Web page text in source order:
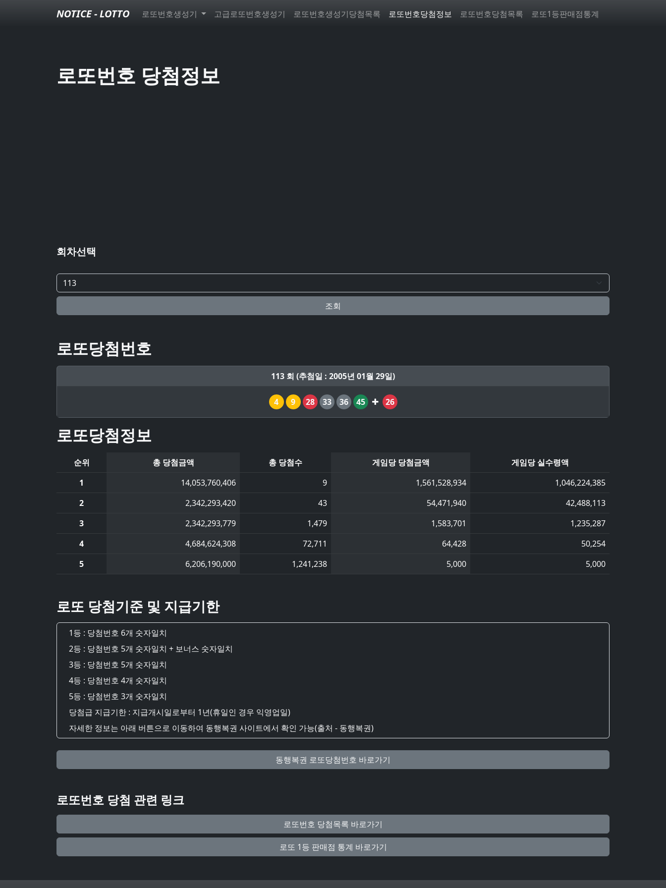
NOTICE - LOTTO 로또번호생성기 고급로또번호생성기 로또번호생성기당첨목록 로또번호당첨정보 로또번호당첨목록 로또1등판매점통계
로또번호 당첨정보
회차선택
조회
로또당첨번호
113 회 (추첨일 : 2005년 01월 29일)
4 9 28 33 36 45 26
로또당첨정보
순위 총 당첨금액 총 당첨수 게임당 당첨금액
게임당 실수령액
1
14,053,760,406 9 1,561,528,934
1,046,224,385
2
2,342,293,420 43 54,471,940
42,488,113
3
2,342,293,779 1,479 1,583,701
1,235,287
4
4,684,624,308 72,711 64,428
50,254
5
6,206,190,000 1,241,238 5,000 5,000
로또 당첨기준 및 지급기한
1등 : 당첨번호 6개 숫자일치
2등 : 당첨번호 5개 숫자일치 + 보너스 숫자일치
3등 : 당첨번호 5개 숫자일치
4등 : 당첨번호 4개 숫자일치
5등 : 당첨번호 3개 숫자일치
당첨급 지급기한 : 지급개시일로부터 1년(휴일인 경우 익영업일)
자세한 정보는 아래 버튼으로 이동하여 동행복권 사이트에서 확인 가능(출처 - 동행복권)
동행복권 로또당첨번호 바로가기
로또번호 당첨 관련 링크
로또번호 당첨목록 바로가기
로또 1등 판매점 통계 바로가기